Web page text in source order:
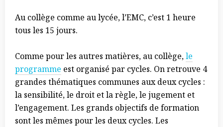
Au collège comme au lycée, l’EMC, c’est 1 heure
tous les 15 jours.
Comme pour les autres matières, au collège,le
programme est organisé par cycles. On retrouve 4
grandes thématiques communes aux deux cycles :
la sensibilité, le droit et la règle, le jugement et
l’engagement. Les grands objectifs de formation
sont les mêmes pour les deux cycles. Les